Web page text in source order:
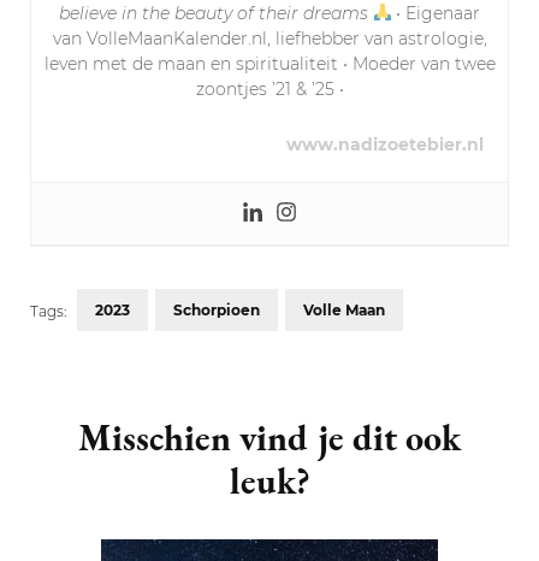
believe in the beauty of their dreams
• Eigenaar
van VolleMaanKalender.nl, liefhebber van astrologie,
leven met de maan en spiritualiteit • Moeder van twee
zoontjes ’21 & ’25 •
www.nadizoetebier.nl
Tags: 2023 Schorpioen Volle Maan
Navigation
Misschien vind je dit ook
leuk?